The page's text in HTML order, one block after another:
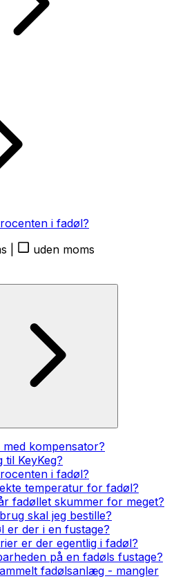
i fadøl?
uden moms
kompensator?
KeyKeg?
i fadøl?
temperatur for fadøl?
fadøllet skummer for meget?
skal jeg bestille?
er der i en fustage?
er der egentlig i fadøl?
på en fadøls fustage?
fadølsanlæg - mangler